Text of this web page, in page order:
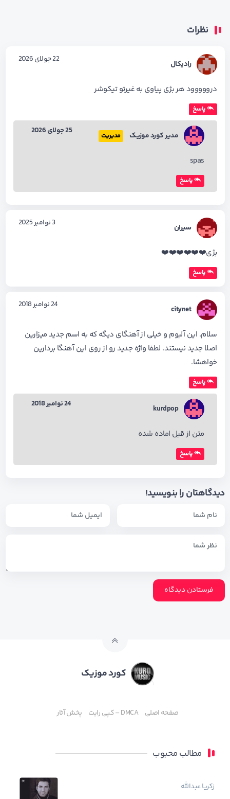
نظرات
رادیکال 22 جولای 2026
درووووود هر بژی پیاوی به غیرتو تیکوشر
پاسخ
مدیر کورد موزیک مدیریت 25 جولای 2026
spas
پاسخ
سیران 3 نوامبر 2025
بژی❤️❤️❤️❤️❤️❤️
پاسخ
citynet 24 نوامبر 2018
سلام. این آلبوم و خیلی از آهنگای دیگه که به اسم جدید میزارین
اصلا جدید نیستند. لطفا واژه جدید رو از روی این آهنگا بردارین
خواهشا.
پاسخ
kurdpop 24 نوامبر 2018
متن از قبل اماده شده
پاسخ
دیدگاهتان را بنویسید!
کورد موزیک
صفحه اصلی DMCA – کپی رایت پخش آثار
مطالب محبوب
زکریا عبدالله